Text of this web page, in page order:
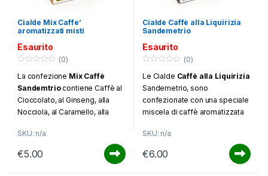
Cialde Mix Caffe’
aromatizzati misti
Esaurito
t
o
f
5
(0)
La confezione Mix Caffè
Sandemtriocontiene Caffè al
Cioccolato, al Ginseng, alla
Nocciola, al Caramello, alla
Confezione da 18 cialde
SKU: n/a
€5.00
Cialde Caffè alla Liquirizia
Sandemetrio
Esaurito
t
o
f
5
(0)
Le Cialde Caffè alla Liquirizia
Sandemetrio, sono
confezionate con una speciale
miscela di caffè aromatizzata
ama i gusti forti e decisi.
SKU: n/a
€6.00